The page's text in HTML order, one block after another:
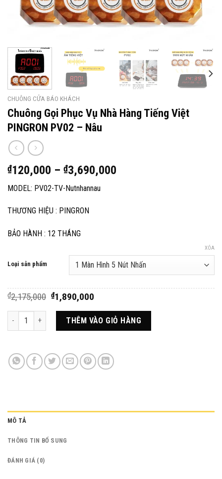
CHUÔNG CỬA BÁO KHÁCH
Chuông Gọi Phục Vụ Nhà Hàng Tiếng Việt
PINGRON PV02 – Nâu
₫120,000 – ₫3,690,000
MODEL: PV02-TV-Nutnhannau
THƯƠNG HIỆU : PINGRON
BẢO HÀNH : 12 THÁNG
Loại sản phẩm
XÓA
₫2,175,000 Giá
gốc
₫2,175,000.
₫1,890,000Giá
tại
là:
₫1,890,000.
Chuông Gọi Phục Vụ Nhà Hàng Tiếng Việt PINGRON PV02 - Nâu số lượng
THÊM VÀO GIỎ HÀNG
MÔ TẢ
THÔNG TIN BỔ SUNG
ĐÁNH GIÁ (0)